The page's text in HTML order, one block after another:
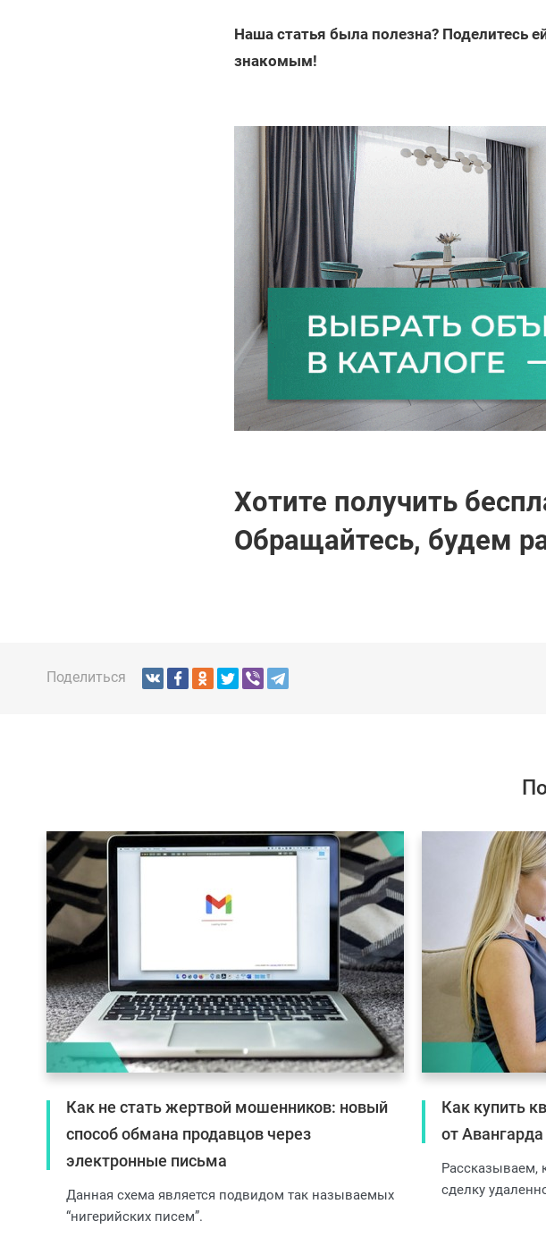
Наша статья была полезна? Поделитесь
знакомым!
Хотите получить
Обращайтесь, будем
Поделиться
Как не стать жертвой мошенников: новый
способ обмана продавцов через
электронные письма
Данная схема является подвидом так называемых
“нигерийских писем”.
Как купить
от Авангарда
Рассказываем,
сделку